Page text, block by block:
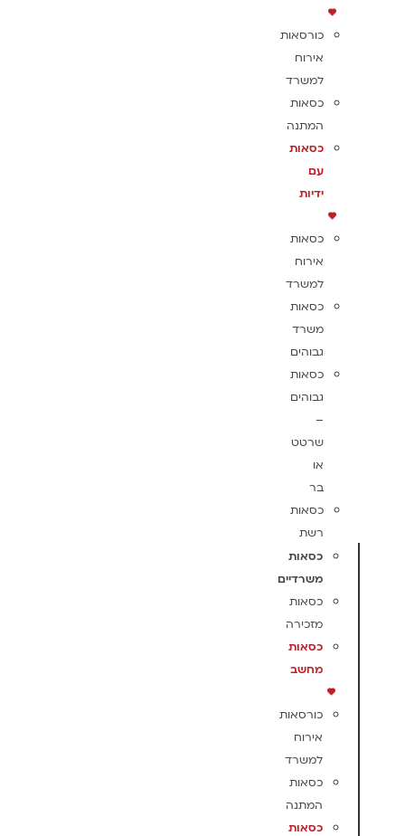
כורסאות
אירוח
למשרד
כסאות
המתנה
כסאות
עם
ידיות
כסאות
אירוח
למשרד
כסאות
משרד
גבוהים
כסאות
גבוהים
–
שרטט
או
בר
כסאות
רשת
כסאות
משרדיים
כסאות
מזכירה
כסאות
מחשב
כורסאות
אירוח
למשרד
כסאות
המתנה
כסאות